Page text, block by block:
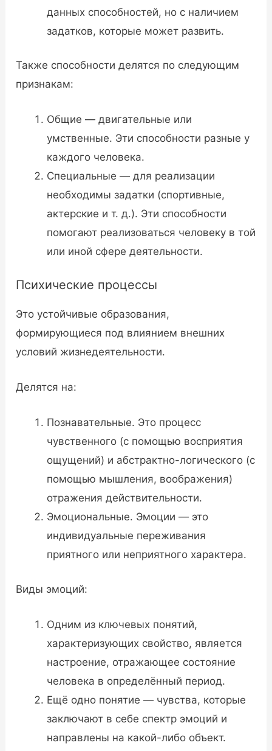
данных способностей, но с наличием
задатков, которые может развить.
Также способности делятся по следующим
признакам:
Общие — двигательные или
умственные. Эти способности разные у
каждого человека.
Специальные — для реализации
необходимы задатки (спортивные,
актерские и т. д.). Эти способности
помогают реализоваться человеку в той
или иной сфере деятельности.
Психические процессы
Это устойчивые образования,
формирующиеся под влиянием внешних
условий жизнедеятельности.
Делятся на:
Познавательные. Это процесс
чувственного (с помощью восприятия
ощущений) и абстрактно-логического (с
помощью мышления, воображения)
отражения действительности.
Эмоциональные. Эмоции — это
индивидуальные переживания
приятного или неприятного характера.
Виды эмоций:
Одним из ключевых понятий,
характеризующих свойство, является
настроение, отражающее состояние
человека в определённый период.
Ещё одно понятие — чувства, которые
заключают в себе спектр эмоций и
направлены на какой-либо объект.